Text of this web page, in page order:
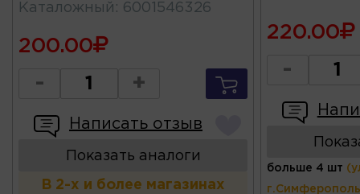
Каталожный : 6001546326
200.00
- +
Написать отзыв
Показать аналоги
В 2-х и более магазинах
220.00
-
больше 4 шт